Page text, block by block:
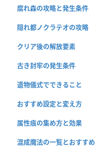
腐れ森の攻略と発生条件
隠れ都ノクラテオの攻略
クリア後の解放要素
古き封牢の発生条件
遺物儀式でできること
おすすめ設定と変え方
属性痕の集め方と効果
混成魔法の一覧とおすすめ